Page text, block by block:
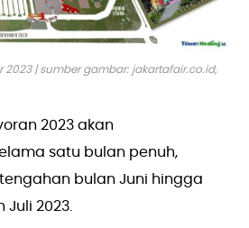
2023 | sumber gambar: jakartafair.co.id,
2023 akan
satu bulan penuh,
bulan Juni hingga
2023.